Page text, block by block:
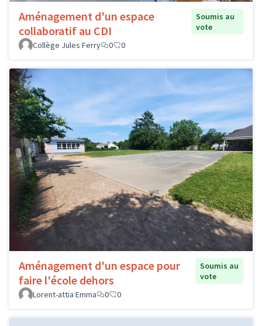
Aménagement d'un espace
collaboratif au CDI
Soumis au
vote
Collège Jules Ferry
0 0
Aménagement d'un espace pour
faire l'école dehors
Soumis au
vote
Lorent-attia Emma
0 0